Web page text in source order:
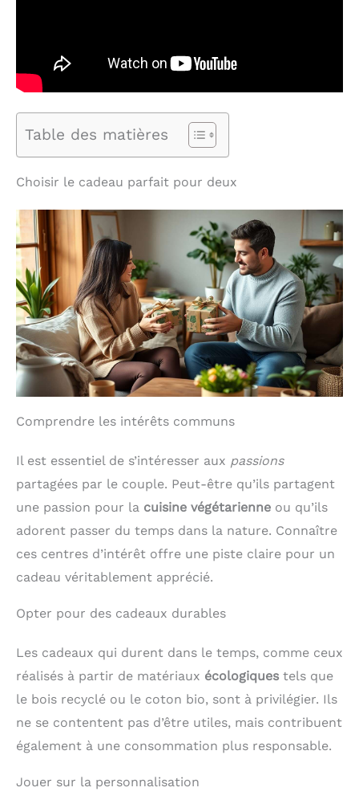
Table des matières
Choisir le cadeau parfait pour deux
Comprendre les intérêts communs
Il est essentiel de s’intéresser aux passions
partagées par le couple. Peut-être qu’ils partagent
une passion pour la cuisine végétarienne ou qu’ils
adorent passer du temps dans la nature. Connaître
ces centres d’intérêt offre une piste claire pour un
cadeau véritablement apprécié.
Opter pour des cadeaux durables
Les cadeaux qui durent dans le temps, comme ceux
réalisés à partir de matériaux écologiques tels que
le bois recyclé ou le coton bio, sont à privilégier. Ils
ne se contentent pas d’être utiles, mais contribuent
également à une consommation plus responsable.
Jouer sur la personnalisation